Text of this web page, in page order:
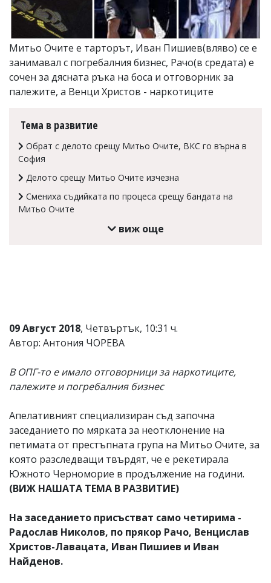
Коментарите
се
от
читателите
и
носи
откриете
Митьо Очите е тарторът, Иван Пишиев(вляво) се е
занимавал с погребалния бизнес, Рачо(в средата) е
сочен за дясната ръка на боса и отговорник за
палежите, а Венци Христов - наркотиците
Тема в развитие
Обрат с делото срещу Митьо Очите, ВКС го върна в
София
Делото срещу Митьо Очите изчезна
Смениха съдийката по процеса срещу бандата на
Митьо Очите
виж още
09 Август 2018, Четвъртък, 10:31 ч.
Автор: Антония ЧОРЕВА
В ОПГ-то е имало отговорници за наркотиците,
палежите и погребалния бизнес
Апелативният специализиран съд започна
заседанието по мярката за неотклонение на
петимата от престъпната група на Митьо Очите, за
която разследващи твърдят, че е рекетирала
Южното Черноморие в продължение на години.
(ВИЖ НАШАТА ТЕМА В РАЗВИТИЕ)
На заседанието присъстват само четирима -
Радослав Николов, по прякор Рачо, Венцислав
Христов-Лавацата, Иван Пишиев и Иван
Найденов.